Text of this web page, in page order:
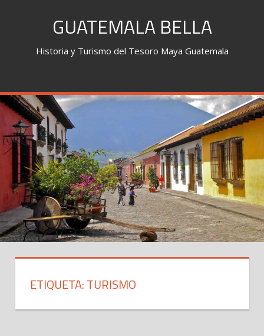
GUATEMALA BELLA
Historia y Turismo del Tesoro Maya Guatemala
ETIQUETA: TURISMO